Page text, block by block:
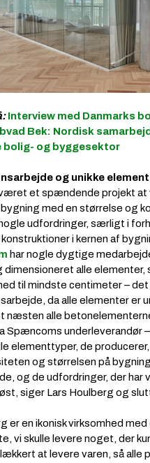
Interview med Danmarks
Bek: Nordisk
bolig- og byggesektor
og unikke
et spændende projekt at
med en størrelse og
udfordringer, særligt i
i kernen af
har nogle dygtige
alle elementer,
til mindste centimeter –
da alle elementer er
næsten alle
Spæncoms underleverandør
elementtyper, de
og størrelsen på
og de udfordringer, der har
siger Lars Houlberg og
er en ikonisk virksomhed
vi skulle levere noget, der
at levere varen, så alle